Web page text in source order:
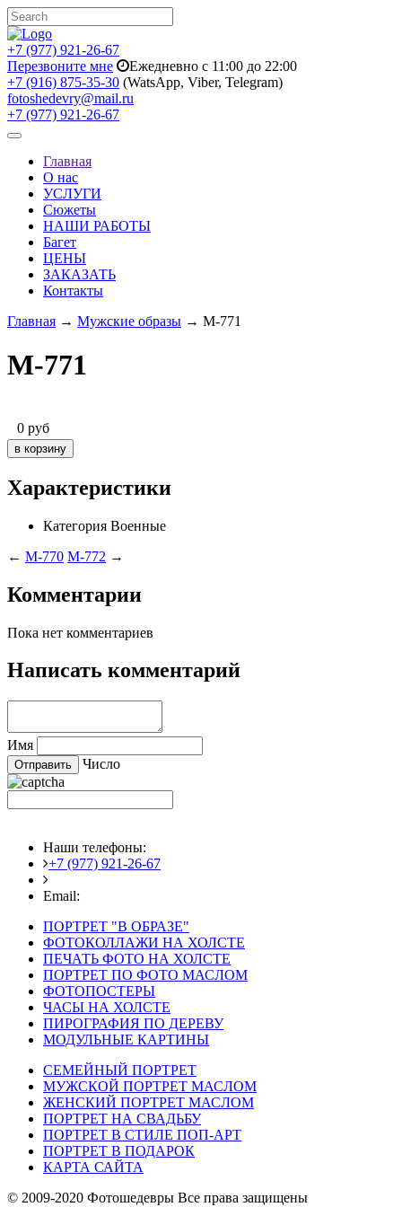
+7 (977) 921-26-67
Перезвоните мне
Ежедневно с 11:00 до 22:00
+7 (916) 875-35-30 (WatsApp, Viber, Telegram)
fotoshedevry@mail.ru
+7 (977) 921-26-67
Toggle
navigationГлавная
О нас
УСЛУГИ
Сюжеты
НАШИ РАБОТЫ
Багет
ЦЕНЫ
ЗАКАЗАТЬ
Контакты
Главная → Мужские образы → M-771
M-771
0 руб
Характеристики
Категория Военные
← M-770 M-772 →
Комментарии
Пока нет комментариев
Написать комментарий
Имя
Число
Наши телефоны:
+7 (977) 921-26-67
Email:
ПОРТРЕТ "В ОБРАЗЕ"
ФОТОКОЛЛАЖИ НА ХОЛСТЕ
ПЕЧАТЬ ФОТО НА ХОЛСТЕ
ПОРТРЕТ ПО ФОТО МАСЛОМ
ФОТОПОСТЕРЫ
ЧАСЫ НА ХОЛСТЕ
ПИРОГРАФИЯ ПО ДЕРЕВУ
МОДУЛЬНЫЕ КАРТИНЫ
СЕМЕЙНЫЙ ПОРТРЕТ
МУЖСКОЙ ПОРТРЕТ МАСЛОМ
ЖЕНСКИЙ ПОРТРЕТ МАСЛОМ
ПОРТРЕТ НА СВАДЬБУ
ПОРТРЕТ В СТИЛЕ ПОП-АРТ
ПОРТРЕТ В ПОДАРОК
КАРТА САЙТА
© 2009-2020 Фотошедевры Все права защищены